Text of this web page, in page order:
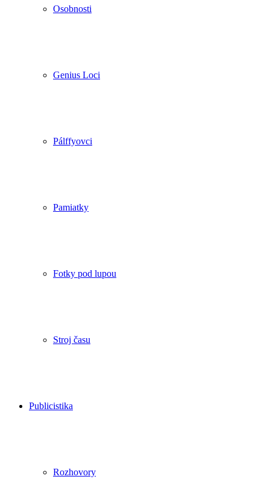
Osobnosti
Genius Loci
Pálffyovci
Pamiatky
Fotky pod lupou
Stroj času
Publicistika
Rozhovory